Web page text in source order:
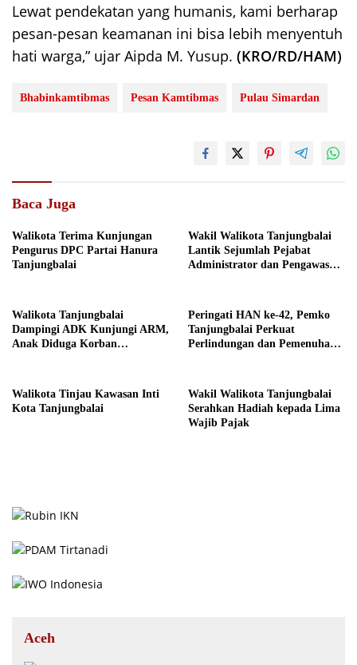
Lewat pendekatan yang humanis, kami berharap
pesan-pesan keamanan ini bisa lebih menyentuh
hati warga,” ujar Aipda M. Yusup. (KRO/RD/HAM)
Bhabinkamtibmas Pesan Kamtibmas Pulau Simardan
Baca Juga
Walikota Terima Kunjungan
Pengurus DPC Partai Hanura
Tanjungbalai
Wakil Walikota Tanjungbalai
Lantik Sejumlah Pejabat
Administrator dan Pengawas
Walikota Tanjungbalai
Dampingi ADK Kunjungi ARM,
Anak Diduga Korban
Peringati HAN ke-42, Pemko
Tanjungbalai Perkuat
Perlindungan dan Pemenuhan
Walikota Tinjau Kawasan Inti
Kota Tanjungbalai
Wakil Walikota Tanjungbalai
Serahkan Hadiah kepada Lima
Wajib Pajak
Aceh